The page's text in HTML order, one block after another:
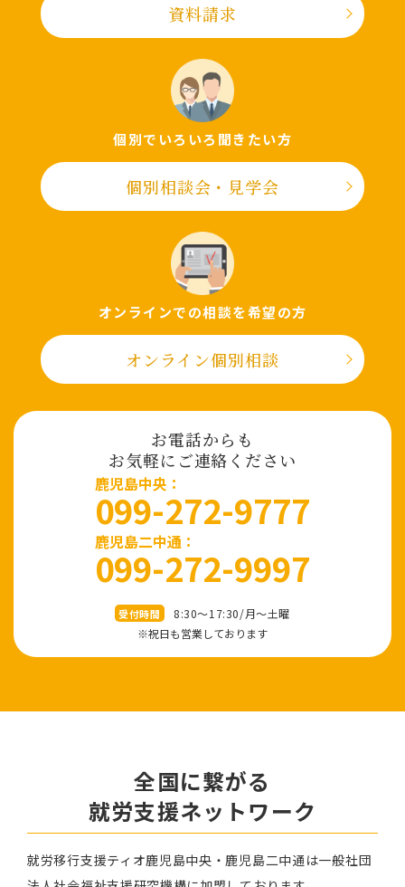
資料請求
個別でいろいろ聞きたい⽅
個別相談会・⾒学会
オンラインでの相談を希望の⽅
オンライン個別相談
お電話からも
お気軽にご連絡ください
⿅児島中央：
099-272-9777
鹿児島二中通：
099-272-9997
受付時間
8:30～17:30/⽉〜⼟曜
※祝⽇も営業しております
全国に繋がる
就労⽀援ネットワーク
就労移⾏⽀援ティオ⿅児島中央・鹿児島二中通は⼀般社団